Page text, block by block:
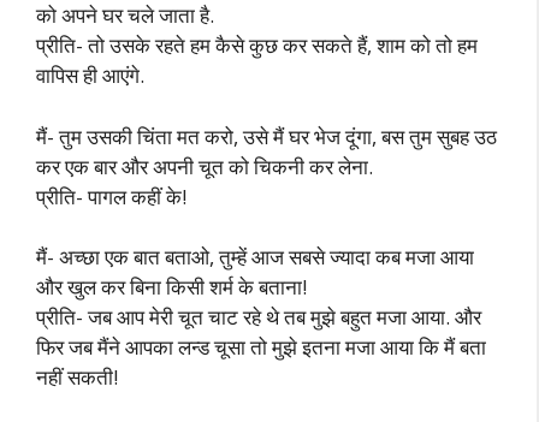
को अपने घर चले जाता है.
प्रीति- तो उसके रहते हम कैसे कुछ कर सकते हैं, शाम को तो हम
वापिस ही आएंगे.
मैं- तुम उसकी चिंता मत करो, उसे मैं घर भेज दूंगा, बस तुम सुबह उठ
कर एक बार और अपनी चूत को चिकनी कर लेना.
प्रीति- पागल कहीं के!
मैं- अच्छा एक बात बताओ, तुम्हें आज सबसे ज्यादा कब मजा आया
और खुल कर बिना किसी शर्म के बताना!
प्रीति- जब आप मेरी चूत चाट रहे थे तब मुझे बहुत मजा आया. और
फिर जब मैंने आपका लन्ड चूसा तो मुझे इतना मजा आया कि मैं बता
नहीं सकती!